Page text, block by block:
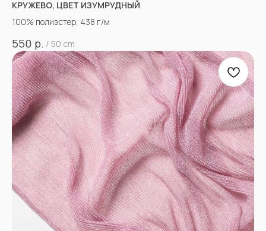
КРУЖЕВО, ЦВЕТ ИЗУМРУДНЫЙ
100% полиэстер, 438 г/м
550 р. / 50 cm